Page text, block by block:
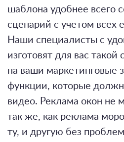
шаблона удобнее всего
сценарий с учетом всех
Наши специалисты с
изготовят для вас такой
на ваши маркетинговые
функции, которые
видео. Реклама окон не
так же, как реклама
ту, и другую без